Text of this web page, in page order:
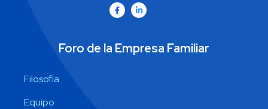
Foro de la Empresa Familiar
Filosofía
Equipo